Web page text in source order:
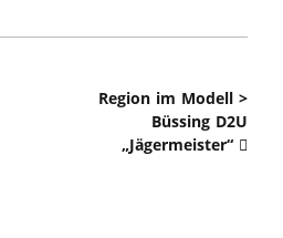
Region im Modell >
Büssing D2U
„Jägermeister“